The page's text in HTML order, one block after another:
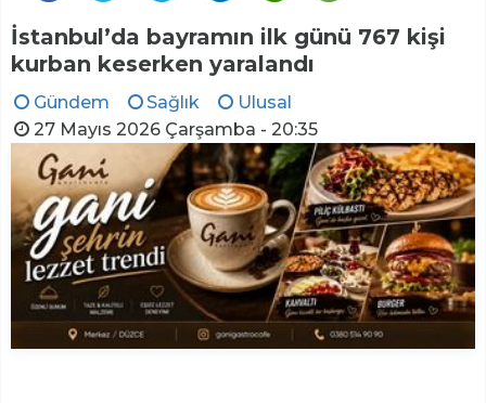
İstanbul’da bayramın ilk günü 767 kişi
kurban keserken yaralandı
Gündem Sağlık
Ulusal
27 Mayıs 2026 Çarşamba - 20:35